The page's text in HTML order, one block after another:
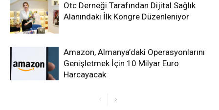
Otc Derneği Tarafından Dijital Sağlık
Alanındaki İlk Kongre Düzenleniyor
Amazon, Almanya’daki Operasyonlarını
Genişletmek İçin 10 Milyar Euro
Harcayacak